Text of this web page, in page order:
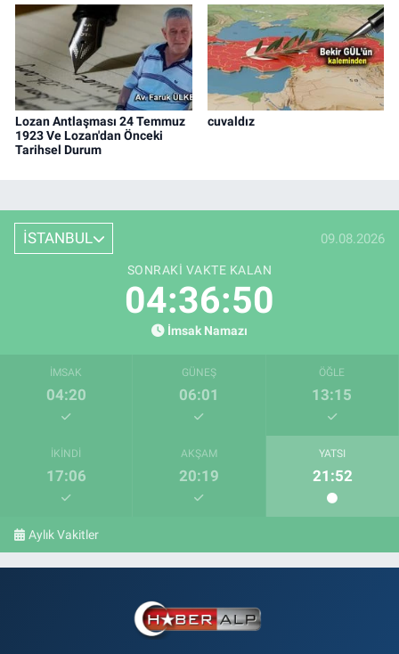
Lozan Antlaşması 24 Temmuz
1923 Ve Lozan'dan Önceki
Tarihsel Durum
cuvaldız
İSTANBUL 09.08.2026
SONRAKI VAKTE KALAN
04:36:49
İmsak Namazı
İMSAK
04:20
GÜNEŞ
06:01
ÖĞLE
13:15
İKINDI
17:06
AKŞAM
20:19
YATSI
21:52
Aylık Vakitler